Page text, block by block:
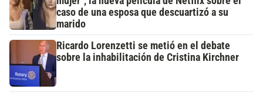
caso de una esposa que descuartizó a su
marido
Ricardo Lorenzetti se metió en el debate
sobre la inhabilitación de Cristina Kirchner